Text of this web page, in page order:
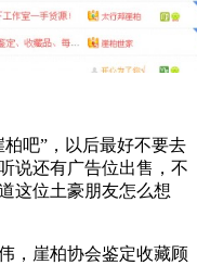
吧”，以后最好不要去
说还有广告位出售，不
这位土豪朋友怎么想
，崖柏协会鉴定收藏顾